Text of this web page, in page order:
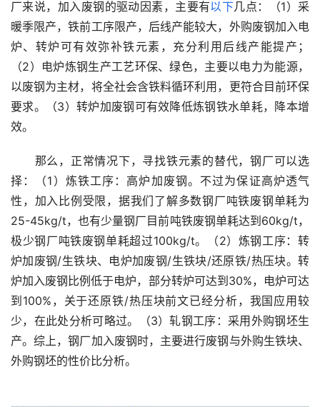
厂来说，加入废钢的驱动因素，主要有以下几点：（1）采
暖季限产，铁前工序限产，后线产能较大，外购废钢加入电
炉、转炉可有效弥补铁元素，充分利用后线产能提产；
（2）电炉炼钢生产工艺环保、绿色，主要以电力为能源，
以废钢为主材，将全社会含铁料循环利用，更符合目前环保
要求。（3）转炉加废钢可有效降低炼钢铁水单耗，降本增
效。
那么，正常情况下，寻找铁元素的替代，钢厂可以选
择：（1）炼铁工序：高炉加废钢。不过为保证高炉透气
性，加入比例受限，据我们了解多数钢厂吨铁废钢单耗为
25-45kg/t，也有少量钢厂目前吨铁废钢单耗达到60kg/t，
极少钢厂吨铁废钢单耗超过100kg/t。（2）炼钢工序：转
炉加废钢/生铁块、电炉加废钢/生铁块/还原铁/热压块。转
炉加入废钢比例低于电炉，部分转炉可达到30%，电炉可达
到100%，关于还原铁/热压块前文已经分析，我国应用较
少，在此处分析可略过。（3）轧钢工序：采用外购钢坯生
产。综上，钢厂加入废钢时，主要进行废钢与外购生铁块、
外购钢坯的性价比分析。